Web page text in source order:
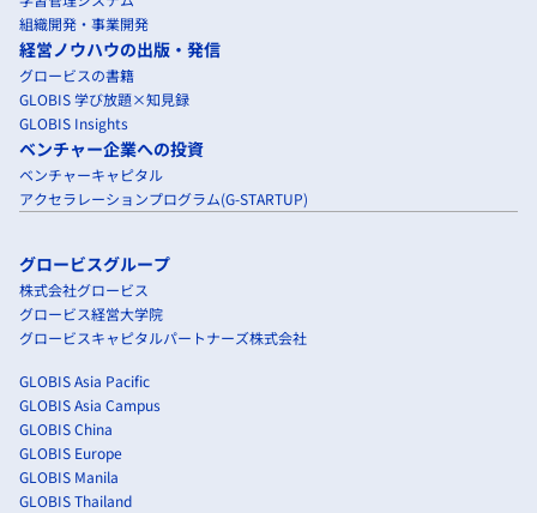
組織開発・事業開発
経営ノウハウの出版・発信
グロービスの書籍
GLOBIS 学び放題×知見録
GLOBIS Insights
ベンチャー企業への投資
ベンチャーキャピタル
アクセラレーションプログラム(G-STARTUP)
グロービスグループ
株式会社グロービス
グロービス経営大学院
グロービスキャピタルパートナーズ株式会社
GLOBIS Asia Pacific
GLOBIS Asia Campus
GLOBIS China
GLOBIS Europe
GLOBIS Manila
GLOBIS Thailand